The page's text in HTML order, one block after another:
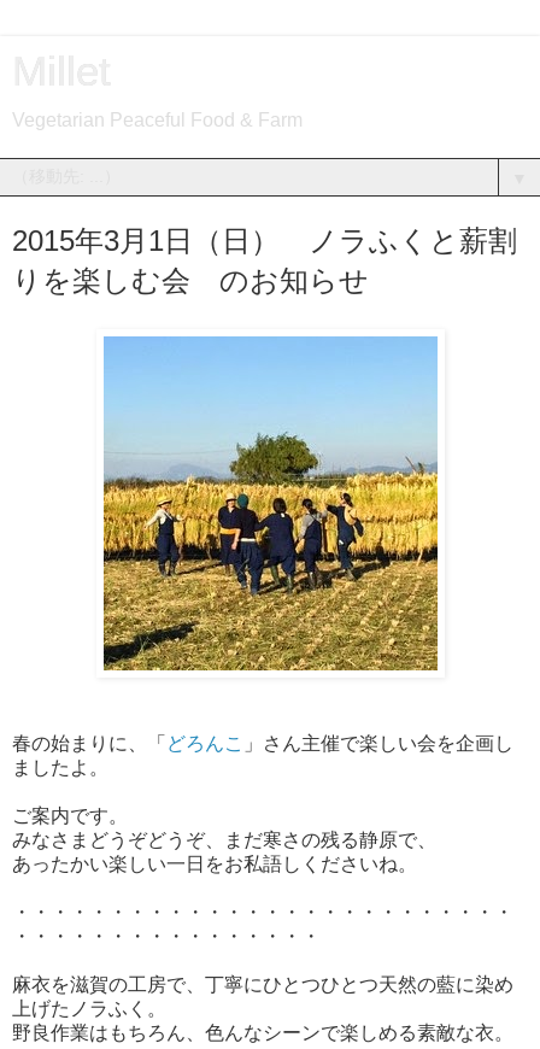
Vegetarian Peaceful Food & Farm
2015年3月1日（日） ノラふくと薪割
りを楽しむ会 のお知らせ
春の始まりに、「 どろんこ 」さん主催で楽しい会を企画し
ましたよ。
ご案内です。
みなさまどうぞどうぞ、まだ寒さの残る静原で、
あったかい楽しい一日をお私語しくださいね。
・・・・・・・・・・・・・・・・・・・・・・・・・・
・・・・・・・・・・・・・・・・
麻衣を滋賀の工房で、丁寧にひとつひとつ天然の藍に染め
上げたノラふく。
野良作業はもちろん、色んなシーンで楽しめる素敵な衣。